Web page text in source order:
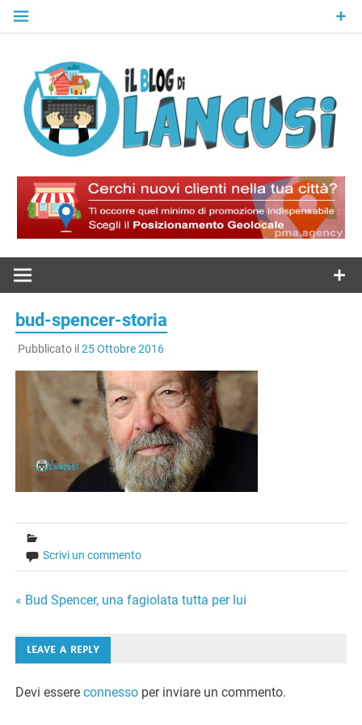
Skip
Il Blog Di
Lancusi
bud-spencer-storia
Pubblicato il 25 Ottobre 2016
Scrivi un commento
Navigazione
articoli
« Bud Spencer, una fagiolata tutta per lui
LEAVE A REPLY
Devi essereconnesso per inviare un commento.